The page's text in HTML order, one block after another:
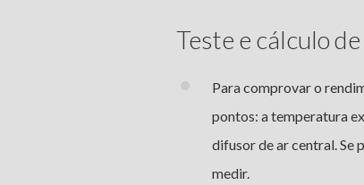
Teste e cálculo
Para comprovar o
pontos: a temperatura
difusor de ar central. Se
medir.